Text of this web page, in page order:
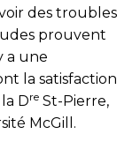
des troubles
prouvent
a une
la satisfaction
Dre St-Pierre,
McGill.